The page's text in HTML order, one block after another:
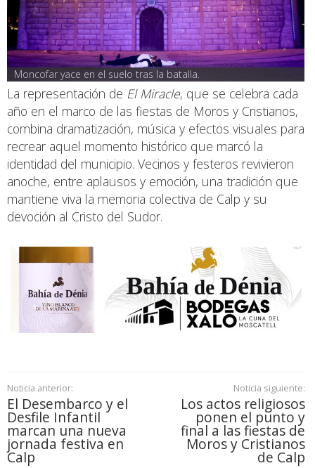
Moncofar yace en el suelo tras la batalla.
La representación de El Miracle, que se celebra cada
año en el marco de las fiestas de Moros y Cristianos,
combina dramatización, música y efectos visuales para
recrear aquel momento histórico que marcó la
identidad del municipio. Vecinos y festeros revivieron
anoche, entre aplausos y emoción, una tradición que
mantiene viva la memoria colectiva de Calp y su
devoción al Cristo del Sudor.
Noticia anterior:
El Desembarco y el
Desfile Infantil
marcan una nueva
jornada festiva en
Calp
Noticia siguiente:
Los actos religiosos
ponen el punto y
final a las fiestas de
Moros y Cristianos
de Calp